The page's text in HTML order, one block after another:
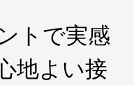
トで実感
地よい接